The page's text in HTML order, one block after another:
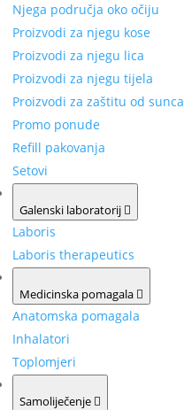
Njega područja oko očiju
Proizvodi za njegu kose
Proizvodi za njegu lica
Proizvodi za njegu tijela
Proizvodi za zaštitu od sunca
Promo ponude
Refill pakovanja
Setovi
Galenski laboratorij
Laboris
Laboris therapeutics
Medicinska pomagala
Anatomska pomagala
Inhalatori
Toplomjeri
Samoliječenje